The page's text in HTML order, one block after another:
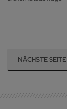
NÄCHSTE SEITE